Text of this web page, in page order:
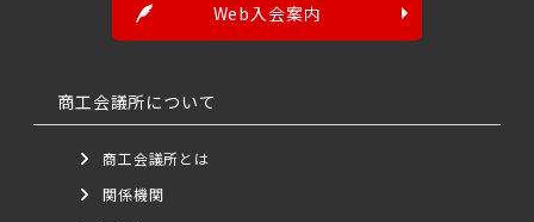
Web入会案内
商工会議所について
商工会議所とは
関係機関